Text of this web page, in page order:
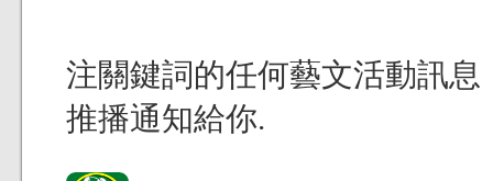
注關鍵詞的任何藝文活動訊
推播通知給你.